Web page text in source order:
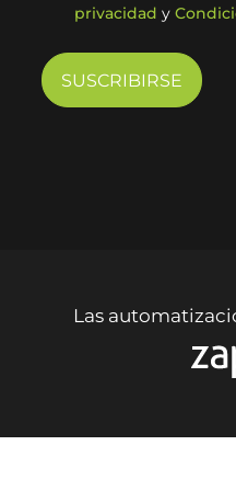
privacidad y
Las